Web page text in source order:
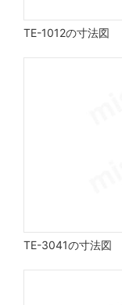
TE-1012の寸法図
TE-3041の寸法図